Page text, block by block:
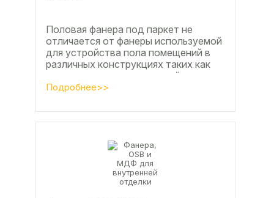
Половая фанера под паркет не
отличается от фанеры используемой
для устройства пола помещений в
различных конструкциях таких как
ламинат из ламинированной
паркетной доски, а так же...
Подробнее>>